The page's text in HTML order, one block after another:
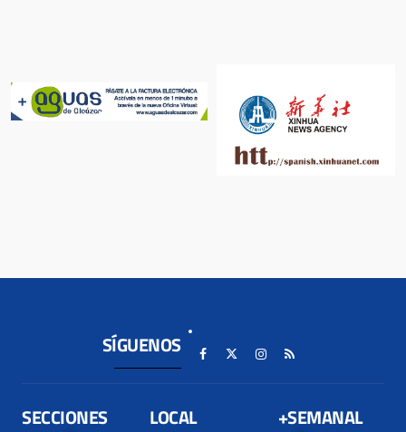
SÍGUENOS
SECCIONES LOCAL +SEMANAL